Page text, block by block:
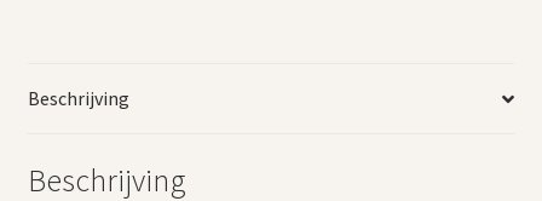
Beschrijving
Beschrijving